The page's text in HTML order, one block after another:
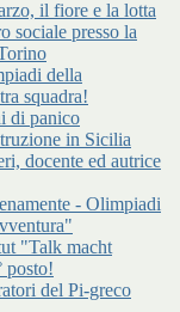
il fiore e la lotta
sociale presso la
della
squadra!
di panico
in Sicilia
docente ed autrice
- Olimpiadi
"Talk macht
posto!
del Pi-greco